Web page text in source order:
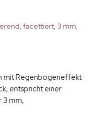
facettiert, 3 mm,
mit Regenbogeneffekt
entspricht einer
3 mm,